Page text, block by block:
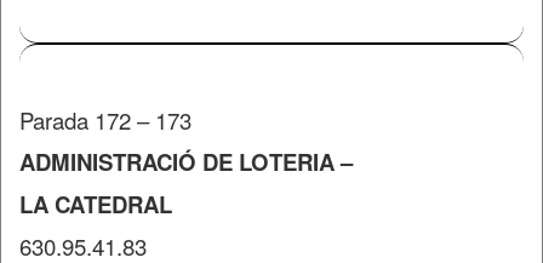
Parada 172 – 173
ADMINISTRACIÓ DE LOTERIA –
LA CATEDRAL
630.95.41.83